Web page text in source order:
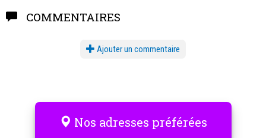
COMMENTAIRES
Ajouter un commentaire
Nos adresses préférées